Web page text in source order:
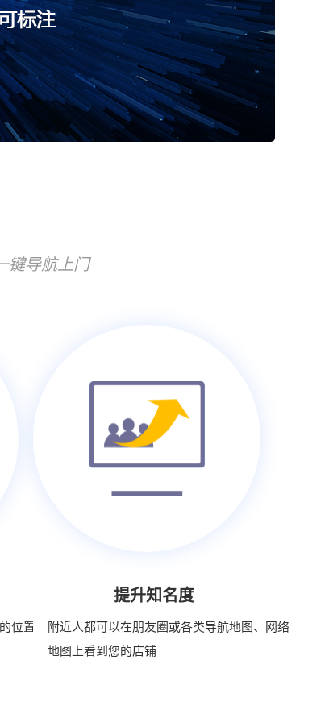
键导航上门
位置，
提升知名度
附近人都可以在朋友圈或各类导航地图、网络
地图上看到您的店铺